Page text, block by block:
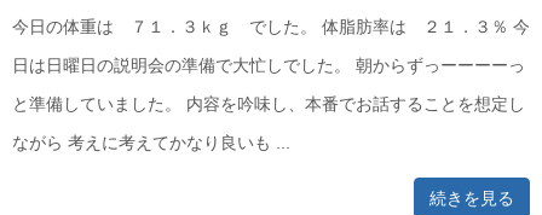
今日の体重は ７１．３ｋｇ でした。 体脂肪率は ２１．３％ 今
日は日曜日の説明会の準備で大忙しでした。 朝からずっーーーーっ
と準備していました。 内容を吟味し、本番でお話することを想定し
ながら 考えに考えてかなり良いも ...
続きを見る